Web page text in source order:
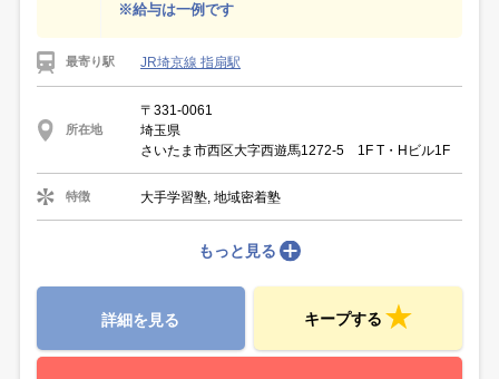
※給与は一例です
最寄り駅 JR埼京線 指扇駅
所在地
〒331-0061
埼玉県
さいたま市西区大字西遊馬1272-5 1F T・Hビル1F
特徴 大手学習塾, 地域密着塾
もっと見る
詳細を見る キープする